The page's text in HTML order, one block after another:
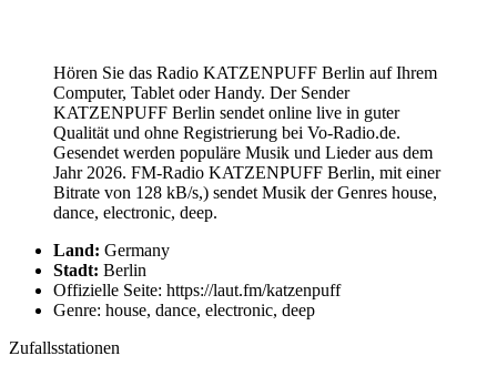
Hören Sie das Radio KATZENPUFF Berlin auf Ihrem
Computer, Tablet oder Handy. Der Sender
KATZENPUFF Berlin sendet online live in guter
Qualität und ohne Registrierung bei Vo-Radio.de.
Gesendet werden populäre Musik und Lieder aus dem
Jahr 2026. FM-Radio KATZENPUFF Berlin, mit einer
Bitrate von 128 kB/s,) sendet Musik der Genres house,
dance, electronic, deep.
Land: Germany
Stadt: Berlin
Offizielle Seite: https://laut.fm/katzenpuff
Genre: house, dance, electronic, deep
Zufallsstationen